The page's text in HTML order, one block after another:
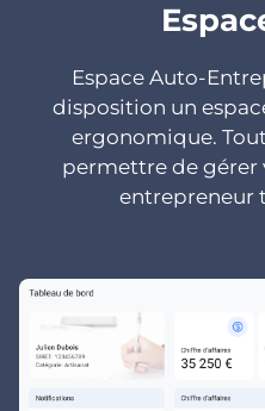
Espace Auto-
disposition un
ergonomique.
permettre de gérer
entrepreneur